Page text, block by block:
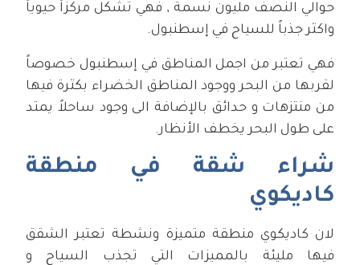
حوالي النصف مليون نسمة , فهي تشكل مركزاً حيوياً
واكثر جذباً للسياح في إسطنبول.
فهي تعتبر من اجمل المناطق في إسطنبول خصوصاً
لقربها من البحر ووجود المناطق الخضراء بكثرة فيها
من منتزهات و حدائق بالإضافة الى وجود ساحلاً يمتد
على طول البحر يخطف الأنظار.
شراء شقة في منطقة
كاديكوي
لان كاديكوي منطقة متميزة ونشطة تعتبر الشقق
فيها مليئة بالمميزات التي تجذب السياح و